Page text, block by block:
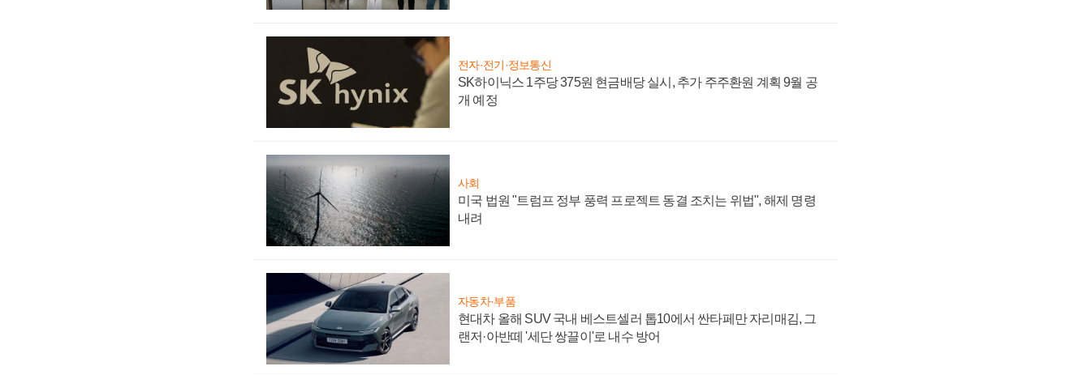
전자·전기·정보통신
SK하이닉스 1주당 375원 현금배당 실시, 추가 주주환원 계획 9월 공
개 예정
사회
미국 법원 "트럼프 정부 풍력 프로젝트 동결 조치는 위법", 해제 명령
내려
자동차·부품
현대차 올해 SUV 국내 베스트셀러 톱10에서 싼타페만 자리매김, 그
랜저·아반떼 '세단 쌍끌이'로 내수 방어